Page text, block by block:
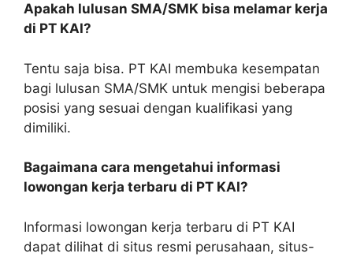
Apakah lulusan SMA/SMK bisa melamar kerja
di PT KAI?
Tentu saja bisa. PT KAI membuka kesempatan
bagi lulusan SMA/SMK untuk mengisi beberapa
posisi yang sesuai dengan kualifikasi yang
dimiliki.
Bagaimana cara mengetahui informasi
lowongan kerja terbaru di PT KAI?
Informasi lowongan kerja terbaru di PT KAI
dapat dilihat di situs resmi perusahaan, situs-